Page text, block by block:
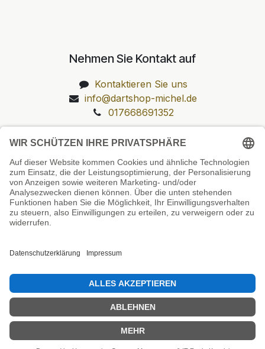
Nehmen Sie Kontakt auf
Kontaktieren Sie uns
info@dartshop-michel.de
017668691352
Unsere Prüfsiegel